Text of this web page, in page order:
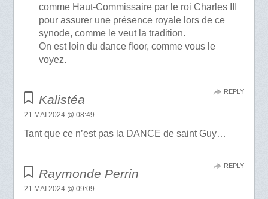
comme Haut-Commissaire par le roi Charles III
pour assurer une présence royale lors de ce
synode, comme le veut la tradition.
On est loin du dance floor, comme vous le
voyez.
Kalistéa
21 MAI 2024 @ 08:49
Tant que ce n’est pas la DANCE de saint Guy…
REPLY
Raymonde Perrin
21 MAI 2024 @ 09:09
REPLY